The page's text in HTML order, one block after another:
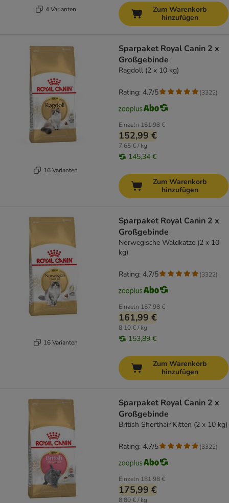
4 Varianten
Zum Warenkorb
hinzufügen
16 Varianten
Sparpaket Royal Canin 2 x
Großgebinde
Ragdoll (2 x 10 kg)
Einzeln 161,98 €
152,99 €
7,65 € / kg
145,34 €
Rating: 4.7/5 (3322)
Zum Warenkorb
hinzufügen
16 Varianten
Sparpaket Royal Canin 2 x
Großgebinde
Norwegische Waldkatze (2 x 10
kg)
Einzeln 167,98 €
161,99 €
8,10 € / kg
153,89 €
Rating: 4.7/5 (3322)
Zum Warenkorb
hinzufügen
Sparpaket Royal Canin 2 x
Großgebinde
British Shorthair Kitten (2 x 10 kg)
Einzeln 181,98 €
175,99 €
8,80 € / kg
Rating: 4.7/5 (3322)